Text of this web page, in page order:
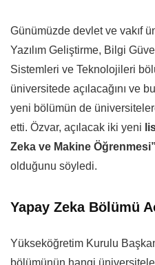
Günümüzde devlet ve vakıf
Yazılım Geliştirme, Bilgi
Sistemleri ve Teknolojileri
üniversitede açılacağını ve
yeni bölümün de
etti. Özvar, açılacak iki yeni
Zeka ve Makine Öğrenmesi”
olduğunu söyledi.
Yapay Zeka Bölümü
Yükseköğretim Kurulu